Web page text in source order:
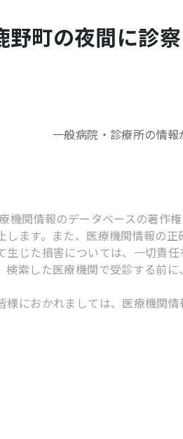
野町の夜間に診
一般病院・診療所の情報
機関情報のデータベースの著作
します。また、医療機関情報の
生じた損害については、一切責
検索した医療機関で受診する前
様におかれましては、医療機関